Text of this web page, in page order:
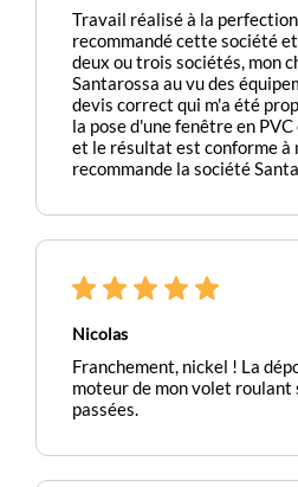
Travail réalisé à la
recommandé cette société
deux ou trois sociétés, mon
Santarossa au vu des
devis correct qui m'a été
la pose d'une fenêtre en
et le résultat est conforme à
recommande la société
Nicolas
Franchement, nickel ! La
moteur de mon volet roulant
passées.